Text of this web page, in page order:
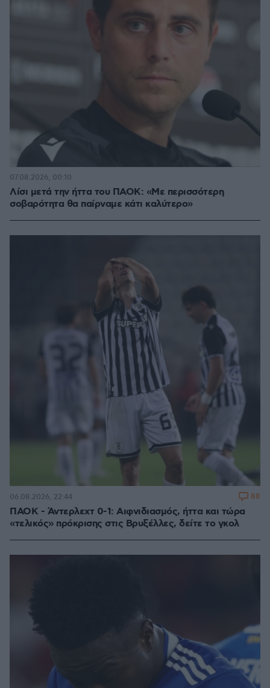
Λίσι μετά την ήττα του ΠΑΟΚ: «Με περισσότερη
σοβαρότητα θα παίρναμε κάτι καλύτερο»
07.08.2026, 00:10
ΠΑΟΚ - Άντερλεχτ 0-1: Αιφνιδιασμός, ήττα και τώρα
«τελικός» πρόκρισης στις Βρυξέλλες, δείτε το γκολ
06.08.2026, 22:44 88